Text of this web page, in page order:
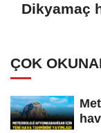
Dikyamaç
ÇOK